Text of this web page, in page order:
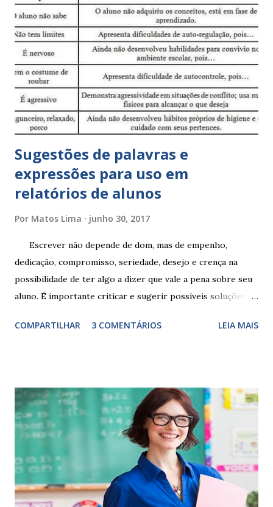
Sugestões de palavras e
expressões para uso em
relatórios de alunos
Por Matos Lima junho 30, 2017
Escrever não depende de dom, mas de empenho,
dedicação, compromisso, seriedade, desejo e crença na
possibilidade de ter algo a dizer que vale a pena sobre seu
aluno. É importante criticar e sugerir possíveis soluções.
exercitação. E encontrar a melhor maneira de expressar o
sempre as intervenções feitas para ações apresentadas,
isso ressalta trabalho. SUGESTÕES DE PALAVRAS E
EXPRESSÕES PARA USO EM RELATÓRIOS Você pensa Você
escreve O aluno não sabe O aluno não adquiriu os
conceitos, está em fase de aprendizado. Não tem limites
Apresenta dificuldades de auto-regulação, pois… É nervoso
Ainda não desenvolveu habilidades para convívio no
COMPARTILHAR 3 COMENTÁRIOS LEIA MAIS